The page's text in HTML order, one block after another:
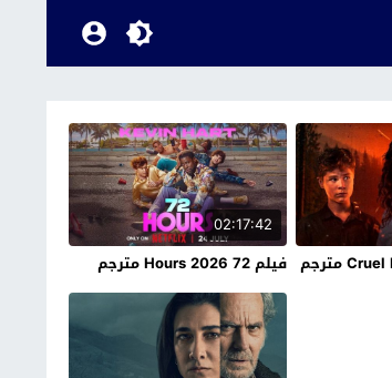
02:17:42
فيلم 72 Hours 2026 مترجم